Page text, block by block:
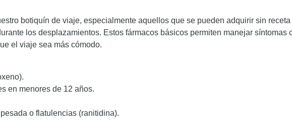
botiquín de viaje, especialmente aquellos que se pueden adquirir sin
los desplazamientos. Estos fármacos básicos permiten manejar síntomas
el viaje sea más cómodo.
en menores de 12 años.
o flatulencias (ranitidina).